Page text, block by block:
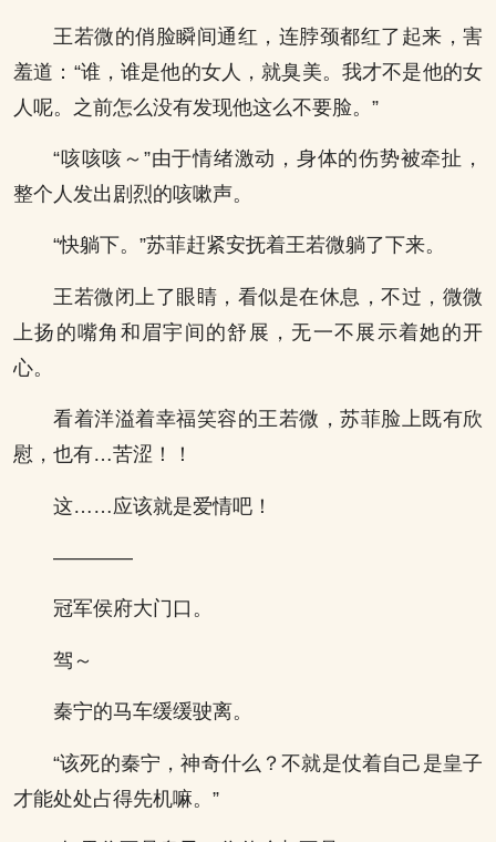
王若微的俏脸瞬间通红，连脖颈都红了起来，害
羞道：“谁，谁是他的女人，就臭美。我才不是他的女
人呢。之前怎么没有发现他这么不要脸。”
“咳咳咳～”由于情绪激动，身体的伤势被牵扯，
整个人发出剧烈的咳嗽声。
“快躺下。”苏菲赶紧安抚着王若微躺了下来。
王若微闭上了眼睛，看似是在休息，不过，微微
上扬的嘴角和眉宇间的舒展，无一不展示着她的开
心。
看着洋溢着幸福笑容的王若微，苏菲脸上既有欣
慰，也有…苦涩！！
这……应该就是爱情吧！
————
冠军侯府大门口。
驾～
秦宁的马车缓缓驶离。
“该死的秦宁，神奇什么？不就是仗着自己是皇子
才能处处占得先机嘛。”